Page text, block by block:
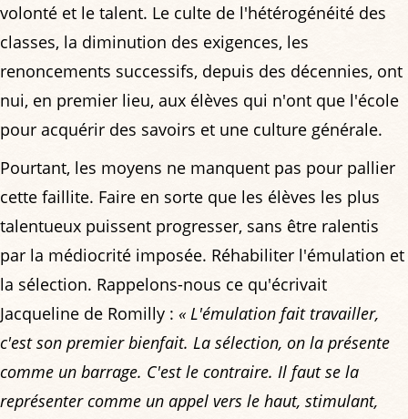
volonté et le talent. Le culte de l'hétérogénéité des
classes, la diminution des exigences, les
renoncements successifs, depuis des décennies, ont
nui, en premier lieu, aux élèves qui n'ont que l'école
pour acquérir des savoirs et une culture générale.
Pourtant, les moyens ne manquent pas pour pallier
cette faillite. Faire en sorte que les élèves les plus
talentueux puissent progresser, sans être ralentis
par la médiocrité imposée. Réhabiliter l'émulation et
la sélection. Rappelons-nous ce qu'écrivait
Jacqueline de Romilly : « L'émulation fait travailler,
c'est son premier bienfait. La sélection, on la présente
comme un barrage. C'est le contraire. Il faut se la
représenter comme un appel vers le haut, stimulant,